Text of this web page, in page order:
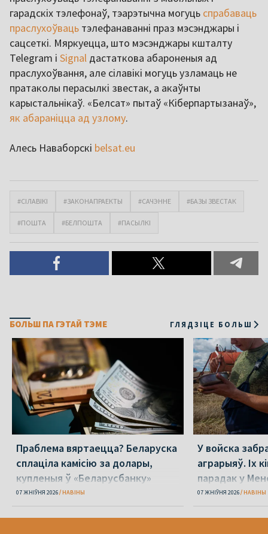
гарадскіх тэлефонаў, тэарэтычна могуць спрабаваць
праслухоўваць тэлефанаванні праз мэсэнджары і
сацсеткі. Мяркуецца, што мэсэнджары кшталту
Telegram і Signal дастаткова абароненыя ад
праслухоўвання, але сілавікі могуць узламаць не
пратаколы перасылкі звестак, а акаўнты
карыстальнікаў. «Белсат» пытаў «Кіберпартызанаў»,
як абараніцца ад узлому.
Алесь Наваборскі belsat.eu
#СІЛАВІКІ #ЗАКОНАПРАЕКТЫ #САЧЭННЕ #БАЗЫ ЗВЕСТАК
#ПОШТА #БЕЛПОШТА #ПАСЫЛКІ
БОЛЬШ ПА ГЭТАЙ ТЭМЕ ГЛЯДЗІЦЕ БОЛЬШ
Праблема вяртаецца? Беларуска
сплаціла камісію за долары,
купленыя ў «Беларусбанку»
07 ЖНІЎНЯ 2026 НАВІНЫ
У войска
аграрыяў. Іх
парадак у
07 ЖНІЎНЯ 2026 НАВІНЫ